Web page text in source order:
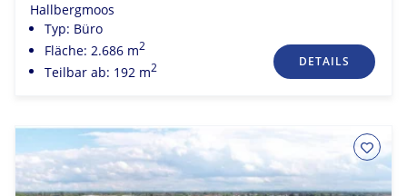
Hallbergmoos
Typ: Büro
Fläche: 2.686 m2
Teilbar ab: 192 m2 DETAILS